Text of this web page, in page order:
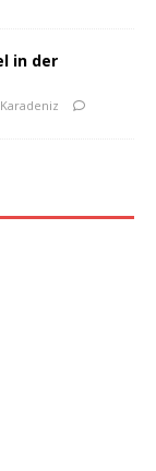
in der